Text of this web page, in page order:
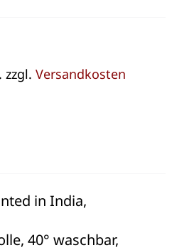
zzgl. Versandkosten
in India,
40° waschbar,